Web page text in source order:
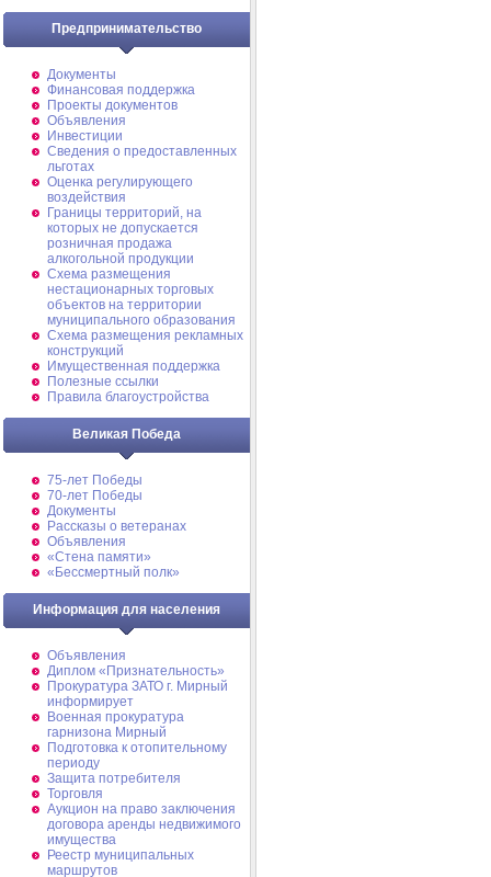
Предпринимательство
Документы
Финансовая поддержка
Проекты документов
Объявления
Инвестиции
Сведения о предоставленных
льготах
Оценка регулирующего
воздействия
Границы территорий, на
которых не допускается
розничная продажа
алкогольной продукции
Схема размещения
нестационарных торговых
объектов на территории
муниципального образования
Схема размещения рекламных
конструкций
Имущественная поддержка
Полезные ссылки
Правила благоустройства
Великая Победа
75-лет Победы
70-лет Победы
Документы
Рассказы о ветеранах
Объявления
«Стена памяти»
«Бессмертный полк»
Информация для населения
Объявления
Диплом «Признательность»
Прокуратура ЗАТО г. Мирный
информирует
Военная прокуратура
гарнизона Мирный
Подготовка к отопительному
периоду
Защита потребителя
Торговля
Аукцион на право заключения
договора аренды недвижимого
имущества
Реестр муниципальных
маршрутов